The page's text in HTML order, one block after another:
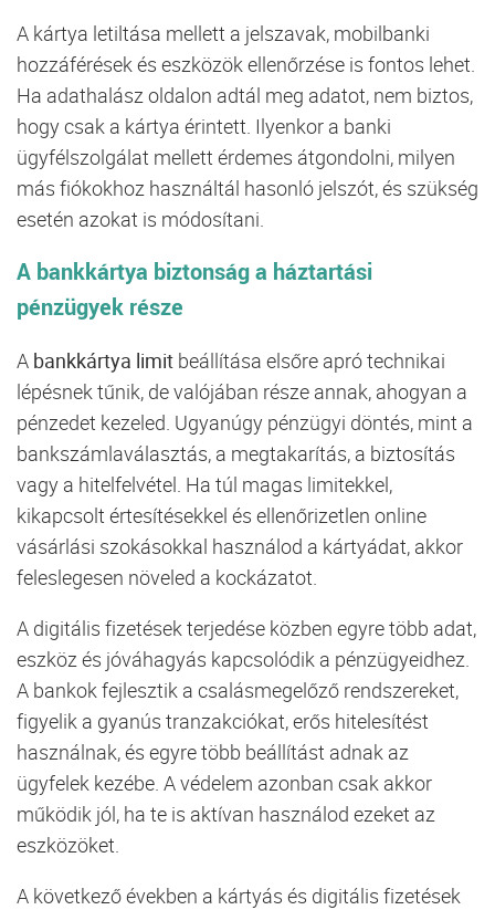
A kártya letiltása mellett a jelszavak, mobilbanki
hozzáférések és eszközök ellenőrzése is fontos lehet.
Ha adathalász oldalon adtál meg adatot, nem biztos,
hogy csak a kártya érintett. Ilyenkor a banki
ügyfélszolgálat mellett érdemes átgondolni, milyen
más fiókokhoz használtál hasonló jelszót, és szükség
esetén azokat is módosítani.
A bankkártya biztonság a háztartási
pénzügyek része
A bankkártya limit beállítása elsőre apró technikai
lépésnek tűnik, de valójában része annak, ahogyan a
pénzedet kezeled. Ugyanúgy pénzügyi döntés, mint a
bankszámlaválasztás, a megtakarítás, a biztosítás
vagy a hitelfelvétel. Ha túl magas limitekkel,
kikapcsolt értesítésekkel és ellenőrizetlen online
vásárlási szokásokkal használod a kártyádat, akkor
feleslegesen növeled a kockázatot.
A digitális fizetések terjedése közben egyre több adat,
eszköz és jóváhagyás kapcsolódik a pénzügyeidhez.
A bankok fejlesztik a csalásmegelőző rendszereket,
figyelik a gyanús tranzakciókat, erős hitelesítést
használnak, és egyre több beállítást adnak az
ügyfelek kezébe. A védelem azonban csak akkor
működik jól, ha te is aktívan használod ezeket az
eszközöket.
A következő években a kártyás és digitális fizetések